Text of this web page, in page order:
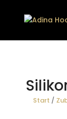
Start /